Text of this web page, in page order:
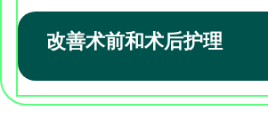
改善术前和术后护理